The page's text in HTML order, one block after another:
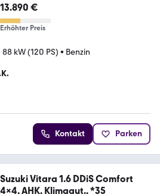
13.890 €
Erhöhter Preis
88 kW (120 PS) • Benzin
Kontakt Parken
Suzuki Vitara 1.6 DDiS Comfort
4x4, AHK, Klimaaut., *35